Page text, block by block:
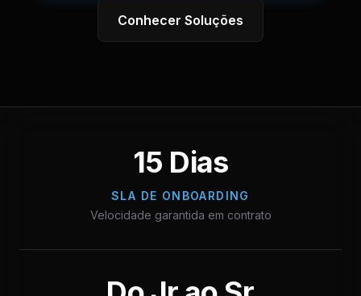
Conhecer Soluções
15 Dias
SLA DE ONBOARDING
Velocidade garantida em contrato